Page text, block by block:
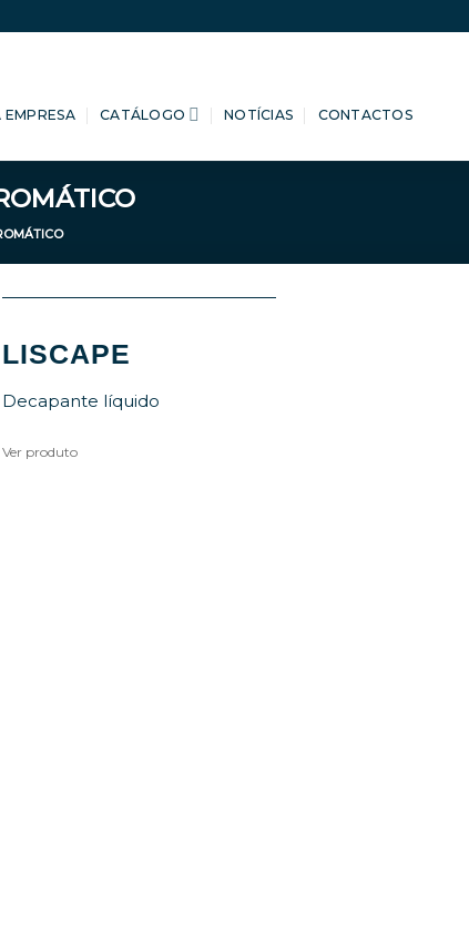
EMPRESA CATÁLOGO NOTÍCIAS CONTACTOS
LISCAPE
Decapante líquido
Ver produto